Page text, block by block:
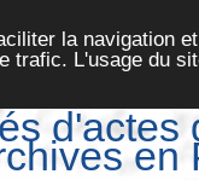
la navigation
trafic. L'usage du
d'actes
en